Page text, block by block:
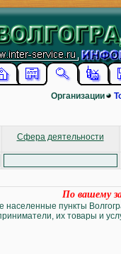
Организации
Сфера деятельности
По вашему
населенные пункты
их товары и